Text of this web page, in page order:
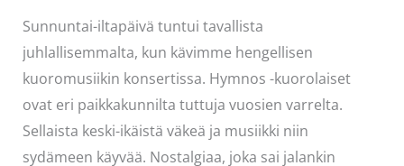
Sunnuntai-iltapäivä tuntui tavallista
juhlallisemmalta, kun kävimme hengellisen
kuoromusiikin konsertissa. Hymnos -kuorolaiset
ovat eri paikkakunnilta tuttuja vuosien varrelta.
Sellaista keski-ikäistä väkeä ja musiikki niin
sydämeen käyvää. Nostalgiaa, joka sai jalankin